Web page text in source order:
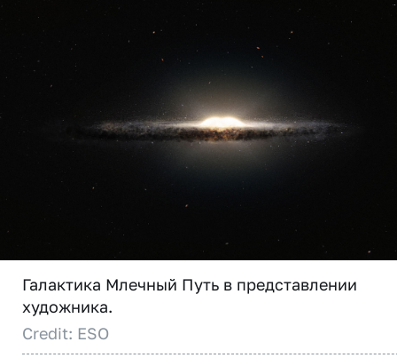
Галактика Млечный Путь в представлении
художника.
Credit: ESO